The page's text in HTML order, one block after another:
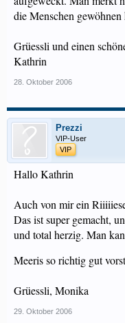
die Menschen gewöhnen
Grüessli und einen
Kathrin
28. Oktober 2006
Prezzi
VIP-User
VIP
Hallo Kathrin
Auch von mir ein
Das ist super gemacht,
und total herzig. Man
Meeris so richtig gut
Grüessli, Monika
29. Oktober 2006